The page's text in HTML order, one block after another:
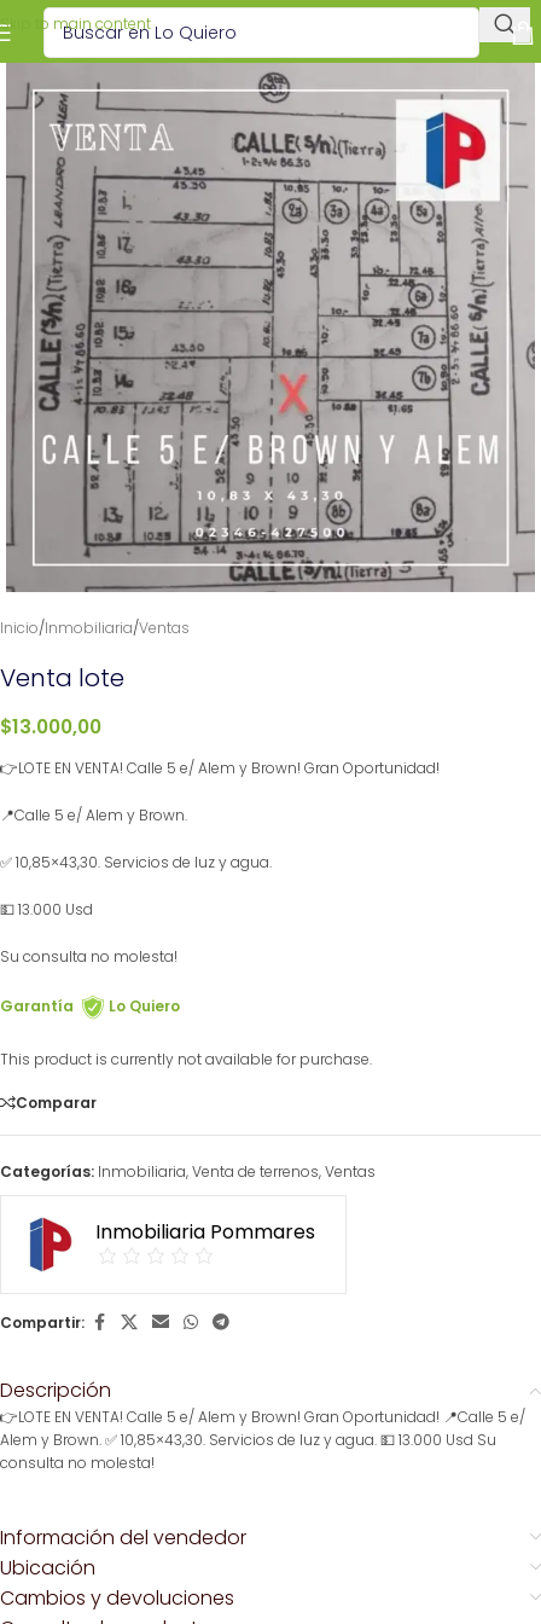
Skip to main content
Inicio/Inmobiliaria/Ventas
Venta lote
$13.000,00
👉LOTE EN VENTA! Calle 5 e/ Alem y Brown! Gran Oportunidad!
📍Calle 5 e/ Alem y Brown.
✅ 10,85×43,30. Servicios de luz y agua.
💵 13.000 Usd
Su consulta no molesta!
Garantía Lo Quiero
This product is currently not available for purchase.
Comparar
Categorías: Inmobiliaria,Venta de terrenos,Ventas
Inmobiliaria Pommares
Compartir:
Descripción
👉LOTE EN VENTA! Calle 5 e/ Alem y Brown! Gran Oportunidad! 📍Calle 5 e/
Alem y Brown. ✅ 10,85×43,30. Servicios de luz y agua. 💵 13.000 Usd Su
consulta no molesta!
Información del vendedor
Ubicación
Cambios y devoluciones